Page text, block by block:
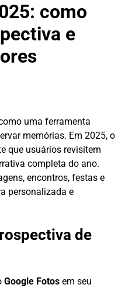
como
e
uma ferramenta
memórias. Em 2025, o
que usuários revisitem
completa do ano.
encontros, festas e
personalizada e
de
Google Fotos em seu